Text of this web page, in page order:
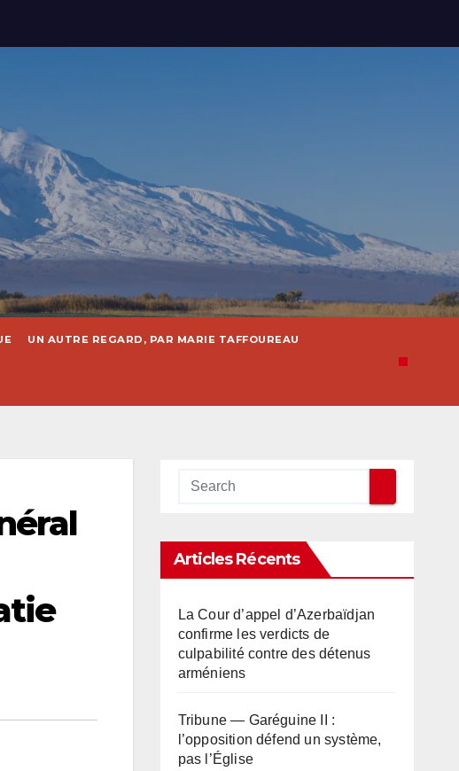
UN AUTRE REGARD, PAR MARIE TAFFOUREAU
Articles Récents
La Cour d’appel d’Azerbaïdjan
confirme les verdicts de
culpabilité contre des détenus
arméniens
Tribune — Garéguine II :
l’opposition défend un système,
pas l’Église